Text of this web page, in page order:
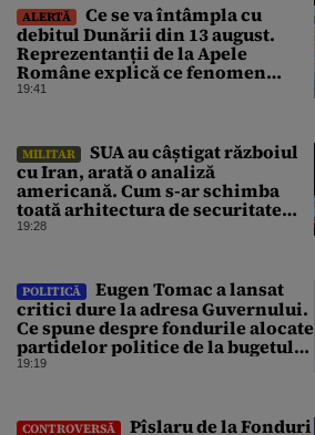
ALERTĂ
Ce se va întâmpla cu
debitul Dunării din 13 august.
Reprezentanții de la Apele
Române explică ce fenomen
urmează
19:41
MILITAR
SUA au câștigat războiul
cu Iran, arată o analiză
americană. Cum s-ar schimba
toată arhitectura de securitate
din Orientul Mijlociu
19:28
POLITICĂ
Eugen Tomac a lansat
critici dure la adresa Guvernului.
Ce spune despre fondurile alocate
partidelor politice de la bugetul
de stat
19:19
CONTROVERSĂ
Pîslaru de la Fonduri